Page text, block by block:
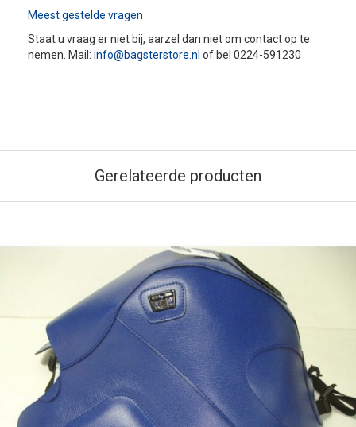
Meest gestelde vragen
Staat u vraag er niet bij, aarzel dan niet om contact op te
nemen. Mail: info@bagsterstore.nl of bel 0224-591230
Gerelateerde producten